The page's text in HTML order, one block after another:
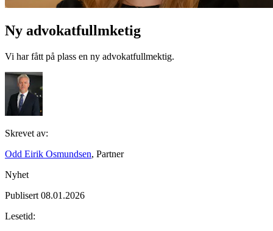
Ny advokatfullmketig
Vi har fått på plass en ny advokatfullmektig.
Skrevet av:
Odd Eirik Osmundsen, Partner
Nyhet
Publisert 08.01.2026
Lesetid: